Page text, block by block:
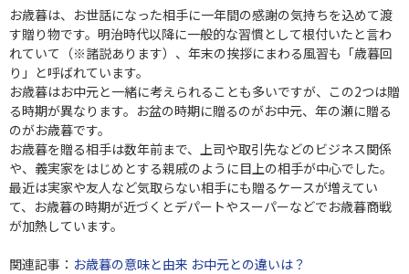
お歳暮は、お世話になった相手に一年間の感謝の気持ちを込めて渡
す贈り物です。明治時代以降に一般的な習慣として根付いたと言わ
れていて（※諸説あります）、年末の挨拶にまわる風習も「歳暮回
り」と呼ばれています。
お歳暮はお中元と一緒に考えられることも多いですが、この2つは贈
る時期が異なります。お盆の時期に贈るのがお中元、年の瀬に贈る
のがお歳暮です。
お歳暮を贈る相手は数年前まで、上司や取引先などのビジネス関係
や、義実家をはじめとする親戚のように目上の相手が中心でした。
最近は実家や友人など気取らない相手にも贈るケースが増えてい
て、お歳暮の時期が近づくとデパートやスーパーなどでお歳暮商戦
が加熱しています。
関連記事： お歳暮の意味と由来 お中元との違いは？